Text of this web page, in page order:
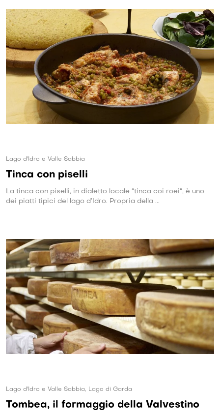
Lago d'Idro e Valle Sabbia
Tinca con piselli
La tinca con piselli, in dialetto locale “tinca coi roei“, è uno
dei piatti tipici del lago d’Idro. Propria della ...
Lago d'Idro e Valle Sabbia, Lago di Garda
Tombea, il formaggio della Valvestino